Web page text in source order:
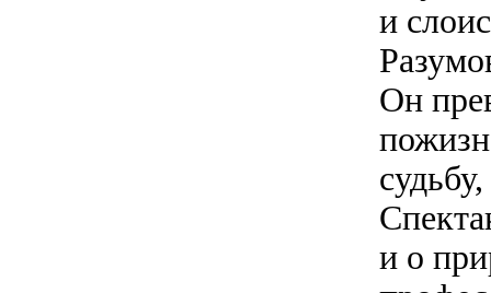
и
Он
и о